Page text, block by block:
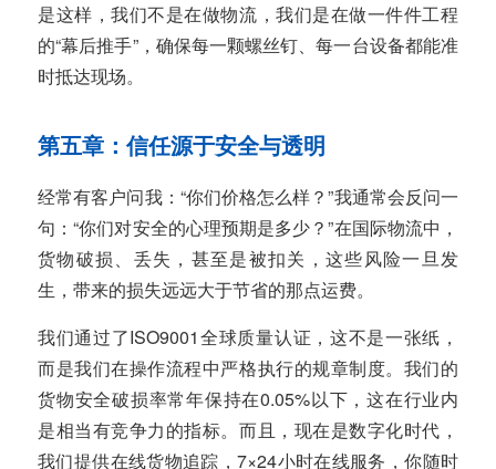
是这样，我们不是在做物流，我们是在做一件件工程
的“幕后推手”，确保每一颗螺丝钉、每一台设备都能准
时抵达现场。
第五章：信任源于安全与透明
经常有客户问我：“你们价格怎么样？”我通常会反问一
句：“你们对安全的心理预期是多少？”在国际物流中，
货物破损、丢失，甚至是被扣关，这些风险一旦发
生，带来的损失远远大于节省的那点运费。
我们通过了ISO9001全球质量认证，这不是一张纸，
而是我们在操作流程中严格执行的规章制度。我们的
货物安全破损率常年保持在0.05%以下，这在行业内
是相当有竞争力的指标。而且，现在是数字化时代，
我们提供在线货物追踪，7×24小时在线服务，你随时